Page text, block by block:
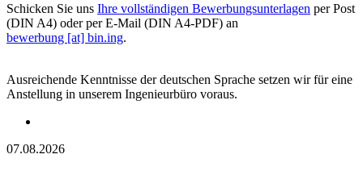
Schicken Sie uns Ihre vollständigen Bewerbungsunterlagen per Post
(DIN A4) oder per E-Mail (DIN A4-PDF) an
bewerbung [at] bin.ing.
Ausreichende Kenntnisse der deutschen Sprache setzen wir für eine
Anstellung in unserem Ingenieurbüro voraus.
07.08.2026